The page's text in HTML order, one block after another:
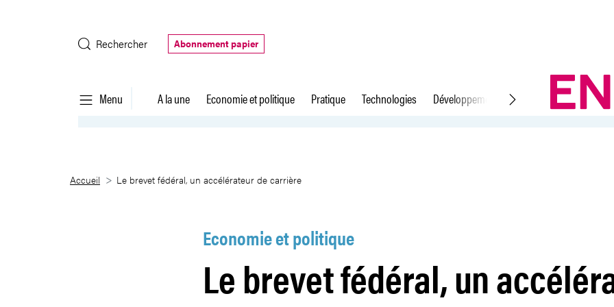
Rechercher
Abonnement papier
Menu A la une Economie et politique Pratique Technologies Développement durable Droit du travail
Le brevet fédéral, un accélérateur de carrière
Accueil Le brevet fédéral, un accélérateur de carrière
Economie et politique
Le brevet fédéral, un